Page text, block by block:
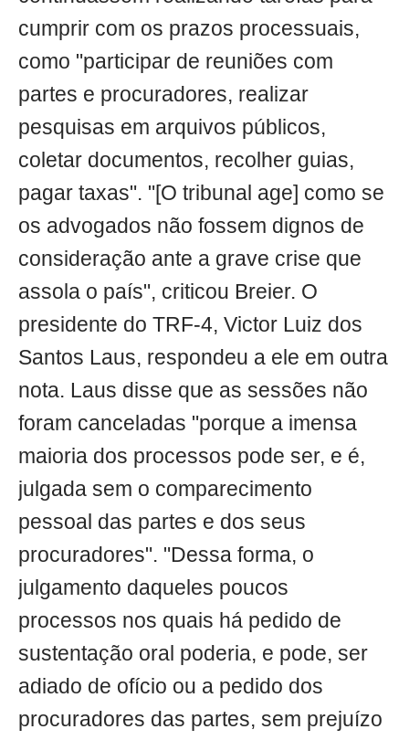
cumprir com os prazos processuais,
como "participar de reuniões com
partes e procuradores, realizar
pesquisas em arquivos públicos,
coletar documentos, recolher guias,
pagar taxas". "[O tribunal age] como se
os advogados não fossem dignos de
consideração ante a grave crise que
assola o país", criticou Breier. O
presidente do TRF-4, Victor Luiz dos
Santos Laus, respondeu a ele em outra
nota. Laus disse que as sessões não
foram canceladas "porque a imensa
maioria dos processos pode ser, e é,
julgada sem o comparecimento
pessoal das partes e dos seus
procuradores". "Dessa forma, o
julgamento daqueles poucos
processos nos quais há pedido de
sustentação oral poderia, e pode, ser
adiado de ofício ou a pedido dos
procuradores das partes, sem prejuízo